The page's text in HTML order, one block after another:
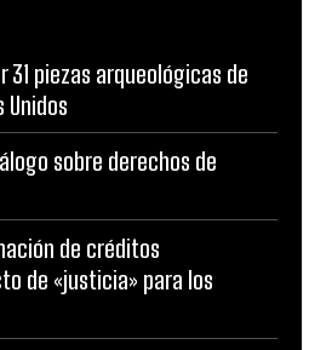
piezas arqueológicas de
Unidos
sobre derechos de
de créditos
de «justicia» para los